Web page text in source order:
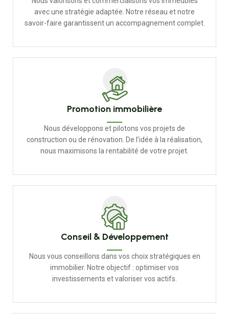
avec une stratégie adaptée. Notre réseau et notre
savoir-faire garantissent un accompagnement complet.
Promotion immobilière
Nous développons et pilotons vos projets de
construction ou de rénovation. De l’idée à la réalisation,
nous maximisons la rentabilité de votre projet.
Conseil & Développement
Nous vous conseillons dans vos choix stratégiques en
immobilier. Notre objectif : optimiser vos
investissements et valoriser vos actifs.